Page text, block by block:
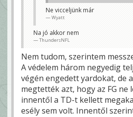
Ne vicceljünk már
Wyatt
Na jó akkor nem
ThundersNFL
Nem tudom, szerintem
A védelem három negyedig
végén engedett yardokat, de
megtették azt, hogy az FG ne
innentől a TD-t kellett
esély sem volt. Innentől